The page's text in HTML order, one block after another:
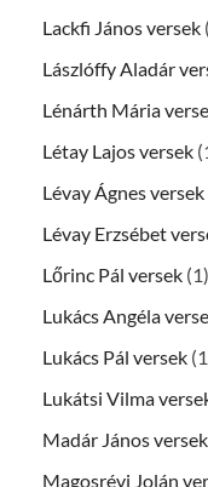
Lackfi János versek
Lászlóffy Aladár
Lénárth Mária
Létay Lajos versek
Lévay Ágnes versek
Lévay Erzsébet
Lőrinc Pál versek (1)
Lukács Angéla
Lukács Pál versek
Lukátsi Vilma
Madár János versek
Magosrévi Jolán